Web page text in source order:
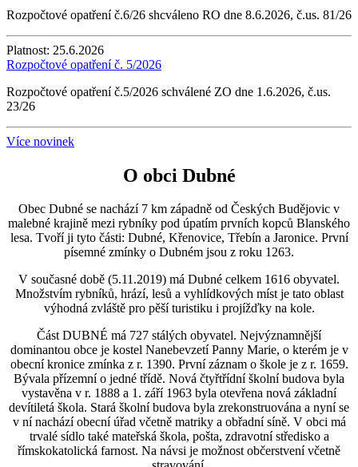
Rozpočtové opatření č.6/26 shcváleno RO dne 8.6.2026, č.us. 81/26
Platnost: 25.6.2026
Rozpočtové opatření č. 5/2026
Rozpočtové opatření č.5/2026 schválené ZO dne 1.6.2026, č.us.
23/26
Více novinek
O obci Dubné
Obec Dubné se nachází 7 km západně od Českých Budějovic v
malebné krajině mezi rybníky pod úpatím prvních kopců Blanského
lesa. Tvoří ji tyto části: Dubné, Křenovice, Třebín a Jaronice. První
písemné zmínky o Dubném jsou z roku 1263.
V současné době (5.11.2019) má Dubné celkem 1616 obyvatel.
Množstvím rybníků, hrází, lesů a vyhlídkových míst je tato oblast
výhodná zvláště pro pěší turistiku i projížďky na kole.
Část DUBNÉ má 727 stálých obyvatel. Nejvýznamnější
dominantou obce je kostel Nanebevzetí Panny Marie, o kterém je v
obecní kronice zmínka z r. 1390. První záznam o škole je z r. 1659.
Bývala přízemní o jedné třídě. Nová čtyřtřídní školní budova byla
vystavěna v r. 1888 a 1. září 1963 byla otevřena nová základní
devítiletá škola. Stará školní budova byla zrekonstruována a nyní se
v ní nachází obecní úřad včetně matriky a obřadní síně. V obci má
trvalé sídlo také mateřská škola, pošta, zdravotní středisko a
římskokatolická farnost. Na návsi je možnost občerstvení včetně